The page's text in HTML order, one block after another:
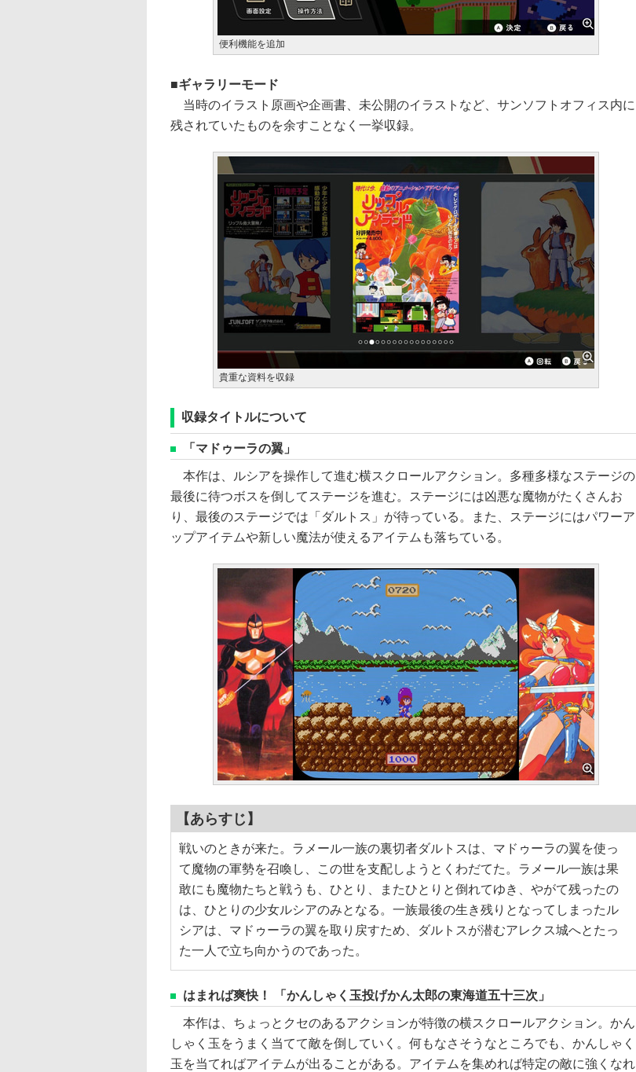
便利機能を追加
ギャラリーモード
当時のイラスト原画や企画書、未公開のイラストなど、サンソフトオフィス内に
残されていたものを余すことなく一挙収録。
貴重な資料を収録
収録タイトルについて
「マドゥーラの翼」
本作は、ルシアを操作して進む横スクロールアクション。多種多様なステージの
最後に待つボスを倒してステージを進む。ステージには凶悪な魔物がたくさんお
り、最後のステージでは「ダルトス」が待っている。また、ステージにはパワーア
ップアイテムや新しい魔法が使えるアイテムも落ちている。
【あらすじ】
戦いのときが来た。ラメール一族の裏切者ダルトスは、マドゥーラの翼を使っ
て魔物の軍勢を召喚し、この世を支配しようとくわだてた。ラメール一族は果
敢にも魔物たちと戦うも、ひとり、またひとりと倒れてゆき、やがて残ったの
は、ひとりの少女ルシアのみとなる。一族最後の生き残りとなってしまったル
シアは、マドゥーラの翼を取り戻すため、ダルトスが潜むアレクス城へとたっ
た一人で立ち向かうのであった。
はまれば爽快！ 「かんしゃく玉投げかん太郎の東海道五十三次」
本作は、ちょっとクセのあるアクションが特徴の横スクロールアクション。かん
しゃく玉をうまく当てて敵を倒していく。何もなさそうなところでも、かんしゃく
玉を当てればアイテムが出ることがある。アイテムを集めれば特定の敵に強くなれ